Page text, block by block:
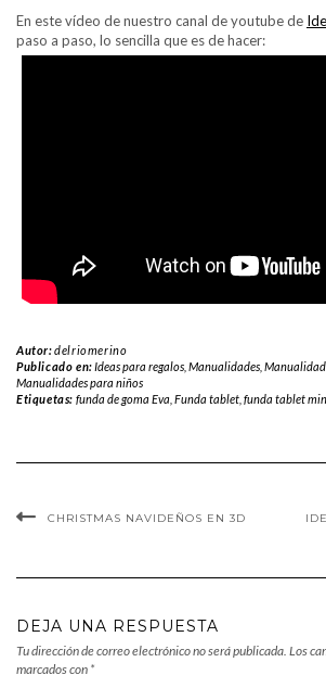
En este vídeo de nuestro canal de youtube de
paso a paso, lo sencilla que es de hacer:
Autor:delriomerino
Publicado en:Ideas para regalos ,Manualidades ,
Manualidades para niños
Etiquetas: funda de goma Eva Funda tablet, funda tablet
CHRISTMAS NAVIDEÑOS EN 3D
DEJA UNA RESPUESTA
Tu dirección de correo electrónico no será publicada. Los
marcados con *